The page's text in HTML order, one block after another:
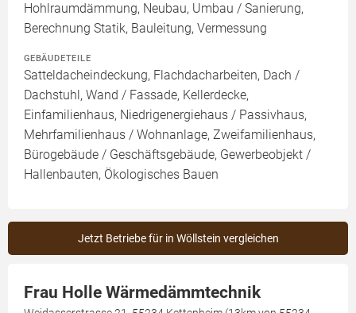
Hohlraumdämmung, Neubau, Umbau / Sanierung,
Berechnung Statik, Bauleitung, Vermessung
GEBÄUDETEILE
Satteldacheindeckung, Flachdacharbeiten, Dach /
Dachstuhl, Wand / Fassade, Kellerdecke,
Einfamilienhaus, Niedrigenergiehaus / Passivhaus,
Mehrfamilienhaus / Wohnanlage, Zweifamilienhaus,
Bürogebäude / Geschäftsgebäude, Gewerbeobjekt /
Hallenbauten, Ökologisches Bauen
Jetzt Betriebe für in Wöllstein vergleichen
Frau Holle Wärmedämmtechnik